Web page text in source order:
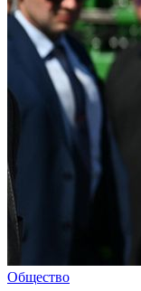
Общество